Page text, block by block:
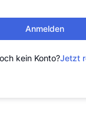
Anmelden
kein Konto?Jetzt